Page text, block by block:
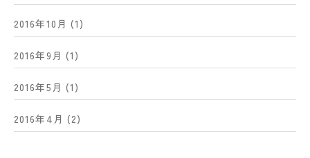
2016年10月 (1)
2016年9月 (1)
2016年5月 (1)
2016年4月 (2)